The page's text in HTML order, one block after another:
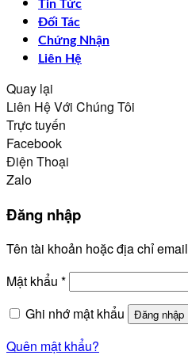
Tin Tức
Đối Tác
Chứng Nhận
Liên Hệ
Quay lại
Liên Hệ Với Chúng Tôi
Trực tuyến
Facebook
Điện Thoại
Zalo
Đăng nhập
Tên tài khoản hoặc địa chỉ email
Mật khẩu *Bắt
Ghi nhớ mật khẩu
Đăng nhập
Quên mật khẩu?